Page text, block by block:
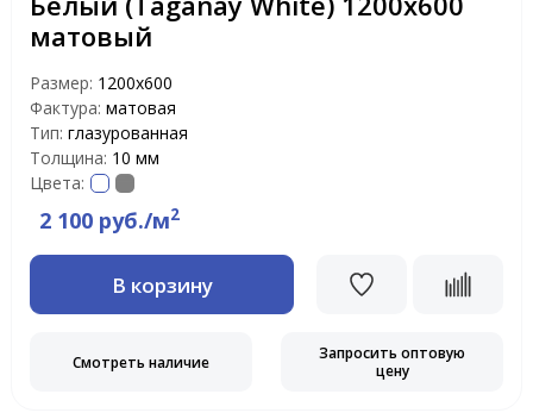
матовый
Размер: 1200х600
Фактура: матовая
Тип: глазурованная
Толщина: 10 мм
Цвета:
2 100 руб./м2
В корзину
Смотреть наличие
Запросить оптовую
цену